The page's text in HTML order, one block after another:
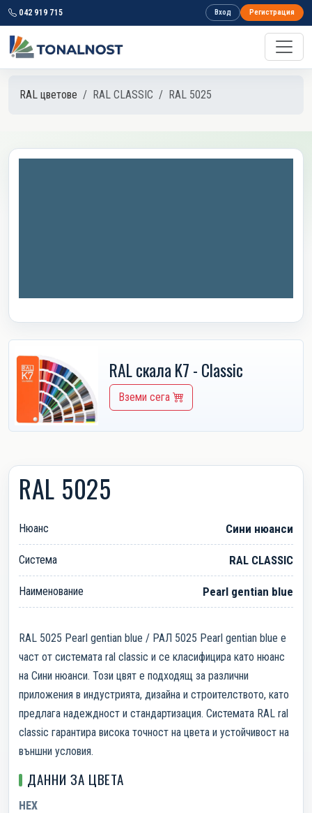
042 919 715 Вход Регистрация
RAL цветове RAL CLASSIC RAL 5025
RAL скала K7 - Classic
Вземи сега
RAL 5025
Нюанс Сини нюанси
Система RAL CLASSIC
Наименование Pearl gentian blue
RAL 5025 Pearl gentian blue / РАЛ 5025 Pearl gentian blue е
част от системата ral classic и се класифицира като нюанс
на Сини нюанси. Този цвят е подходящ за различни
приложения в индустрията, дизайна и строителството, като
предлага надеждност и стандартизация. Системата RAL ral
classic гарантира висока точност на цвета и устойчивост на
външни условия.
ДАННИ ЗА ЦВЕТА
HEX